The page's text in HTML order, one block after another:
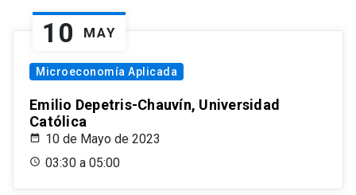
10 MAY
Microeconomía Aplicada
Emilio Depetris-Chauvín, Universidad
Católica
10 de Mayo de 2023
03:30 a 05:00